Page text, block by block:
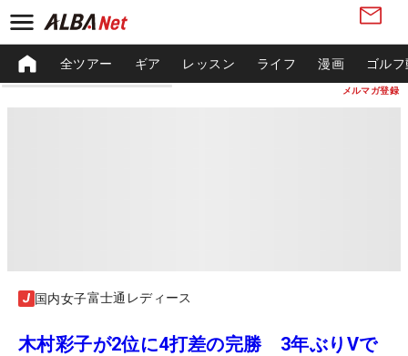
メルマガ登録
全ツアー ギア レッスン ライフ 漫画 ゴル
国内女子富士通レディース
木村彩子が2位に4打差の完勝 3年ぶりVで